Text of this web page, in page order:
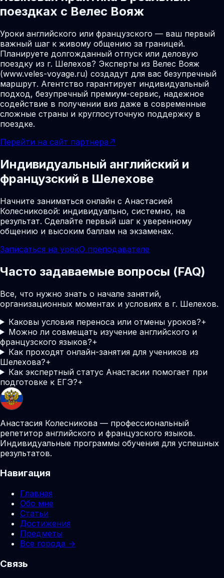
поездках с Велес Вояж
Уроки английского или французского — ваш первый
важный шаг к живому общению за границей.
Планируете долгожданный отпуск или деловую
поездку из г. Шелехов? Эксперты из Велес Вояж
(www.veles-voyage.ru) создадут для вас безупречный
маршрут. Агентство гарантирует индивидуальный
подход, безупречный премиум-сервис, надежное
содействие в получении виз даже в современные
сложные страны и круглосуточную поддержку в
поездке.
Перейти на сайт партнера ↗
Индивидуальный английский и
французский в Шелехове
Начните заниматься онлайн с Анастасией
Колесниковой: индивидуально, системно, на
результат. Сделайте первый шаг к уверенному
общению и высоким баллам на экзаменах.
Записаться на урокО преподавателе
Часто задаваемые вопросы (FAQ)
Все, что нужно знать о начале занятий,
организационных моментах и условиях в г. Шелехов.
Каковы условия переноса или отмены уроков?+
Можно ли совмещать изучение английского и
французского языков?+
Как проходят онлайн-занятия для учеников из
Шелехова?+
Как экспертный статус Анастасии помогает при
подготовке к ЕГЭ?+
Анастасия Колесникова — профессиональный
репетитор английского и французского языков.
Индивидуальные программы обучения для успешных
результатов.
Навигация
Главная
Обо мне
Статьи
Достижения
Предметы
Все города →
Связь